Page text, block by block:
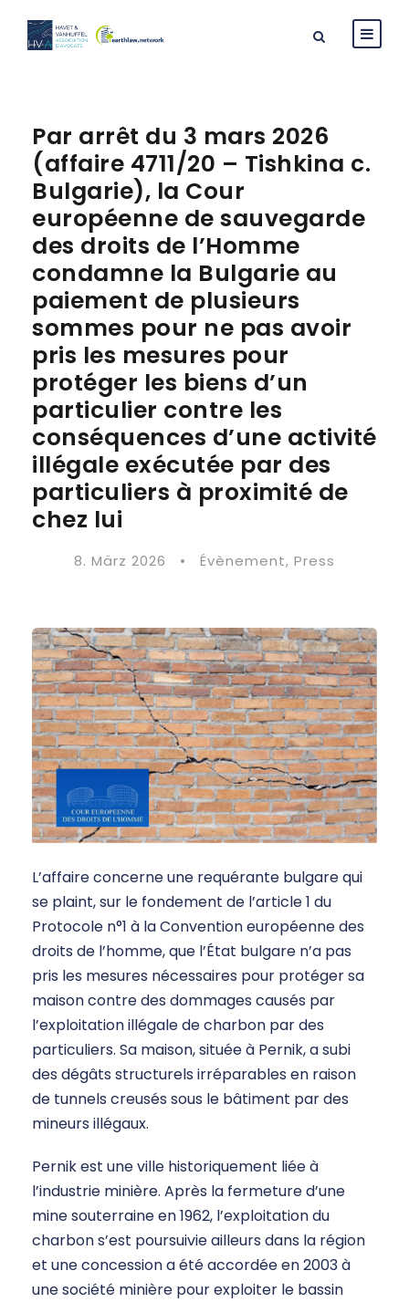
Par arrêt du 3 mars 2026
(affaire 4711/20 – Tishkina c.
Bulgarie), la Cour
européenne de sauvegarde
des droits de l’Homme
condamne la Bulgarie au
paiement de plusieurs
sommes pour ne pas avoir
pris les mesures pour
protéger les biens d’un
particulier contre les
conséquences d’une activité
illégale exécutée par des
particuliers à proximité de
chez lui
8. März 2026 • Évènement, Press
L’affaire concerne une requérante bulgare qui
se plaint, sur le fondement de l’article 1 du
Protocole n°1 à la Convention européenne des
droits de l’homme, que l’État bulgare n’a pas
pris les mesures nécessaires pour protéger sa
maison contre des dommages causés par
l’exploitation illégale de charbon par des
particuliers. Sa maison, située à Pernik, a subi
des dégâts structurels irréparables en raison
de tunnels creusés sous le bâtiment par des
mineurs illégaux.
Pernik est une ville historiquement liée à
l’industrie minière. Après la fermeture d’une
mine souterraine en 1962, l’exploitation du
charbon s’est poursuivie ailleurs dans la région
et une concession a été accordée en 2003 à
une société minière pour exploiter le bassin